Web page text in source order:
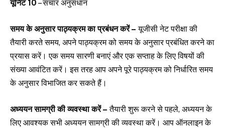
यूनिट 10 – संचार अनुसंधान
समय के अनुसार पाठ्यक्रम का प्रबंधन करें – यूजीसी नेट परीक्षा की
तैयारी करते समय, अपने पाठ्यक्रम को समय के अनुसार प्रबंधित करने का
प्रयास करें। एक समय सारणी बनाएं और एक सप्ताह के लिए विषयों की
संख्या आवंटित करें। इस तरह आप अपने पूरे पाठ्यक्रम को निर्धारित समय
के अनुसार विभाजित कर सकते हैं।
अध्ययन सामग्री की व्यवस्था करें – तैयारी शुरू करने से पहले, अध्ययन के
लिए आवश्यक सभी अध्ययन सामग्री की व्यवस्था करें। आप ऑनलाइन के